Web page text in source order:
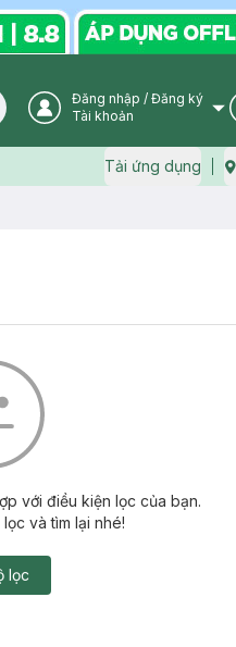
icon User Icon
Đăng nhập / Đăng ký
Tài khoản
Tải ứng dụng
với điều kiện lọc của bạn.
và tìm lại nhé!
lọc